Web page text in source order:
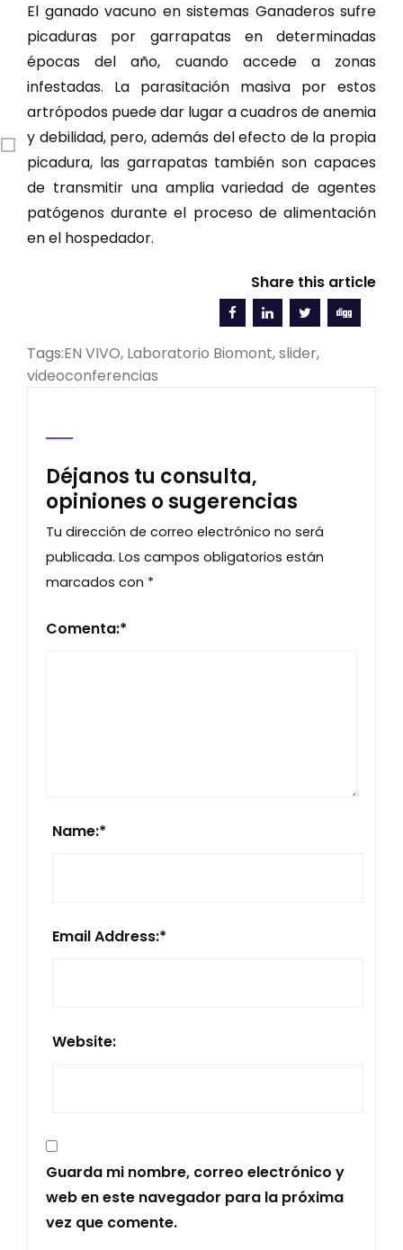
El ganado vacuno en sistemas Ganaderos sufre
picaduras por garrapatas en determinadas
épocas del año, cuando accede a zonas
infestadas. La parasitación masiva por estos
artrópodos puede dar lugar a cuadros de anemia
y debilidad, pero, además del efecto de la propia
picadura, las garrapatas también son capaces
de transmitir una amplia variedad de agentes
patógenos durante el proceso de alimentación
en el hospedador.
Share this article
Tags:EN VIVO, Laboratorio Biomont,slider,
videoconferencias
Déjanos tu consulta,
opiniones o sugerencias
Tu dirección de correo electrónico no será
publicada. Los campos obligatorios están
marcados con *
Comenta:*
Name:*
Email Address:*
Website:
Guarda mi nombre, correo electrónico y
web en este navegador para la próxima
vez que comente.